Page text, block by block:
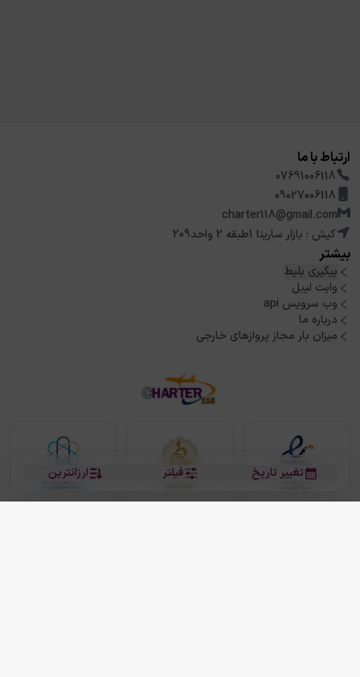
ارزانترین فیلتر تغییر تاریخ
ارتباط با ما
07691006118
09027006118
charter118@gmail.com
کیش : بازار سارینا 1طبقه 2 واحد209
بیشتر
پیگیری بلیط
وایت لیبل
وب سرویس api
درباره ما
میزان بار مجاز پروازهای خارجی